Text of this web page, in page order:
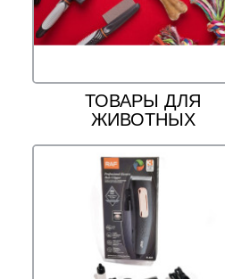
ТОВАРЫ ДЛЯ
ЖИВОТНЫХ